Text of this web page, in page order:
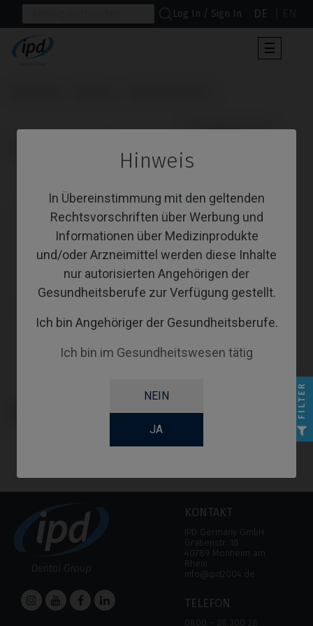
Hinweis
In Übereinstimmung mit den geltenden
Rechtsvorschriften über Werbung und
Informationen über Medizinprodukte
und/oder Arzneimittel werden diese Inhalte
nur autorisierten Angehörigen der
Gesundheitsberufe zur Verfügung gestellt.
Ich bin Angehöriger der Gesundheitsberufe.
Ich bin im Gesundheitswesen tätig
NEIN
JA
Log In / Sign In DE
der
☰
                      Schraubendreher
Nobel Biocare® Branemark
KONTAKT
IPD Germany GmbH
Grabenstr. 18
40789 Monheim am
Rhein
info@ipd2004.de
TELEFON
0800 – 28 300 28
FILTER